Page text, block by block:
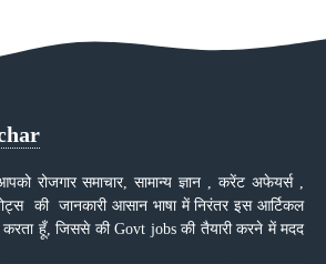
रोजगार समाचार, सामान्य ज्ञान , करेंट अफेयर्स ,
की जानकारी आसान भाषा में निरंतर इस आर्टिकल
हूँ, जिससे की Govt jobs की तैयारी करने में मदद